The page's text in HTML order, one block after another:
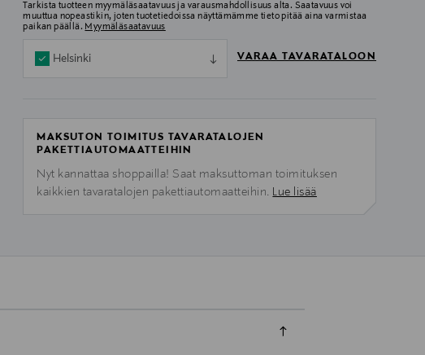
Tarkista tuotteen myymäläsaatavuus ja varausmahdollisuus alta. Saatavuus voi
muuttua nopeastikin, joten tuotetiedoissa näyttämämme tieto pitää aina varmistaa
paikan päällä. Myymäläsaatavuus
Helsinki VARAA TAVARATALOON
MAKSUTON TOIMITUS TAVARATALOJEN
PAKETTIAUTOMAATTEIHIN
Nyt kannattaa shoppailla! Saat maksuttoman toimituksen
kaikkien tavaratalojen pakettiautomaatteihin. Lue lisää